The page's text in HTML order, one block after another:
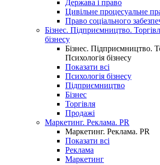
Держава і право
Цивільне процесуальне
Право соціального
Бізнес. Підприємництво.
бізнесу
Бізнес. Підприємництво.
Психологія бізнесу
Показати всі
Психологія бізнесу
Підприємництво
Бізнес
Торгівля
Продажі
Маркетинг. Реклама. PR
Маркетинг. Реклама. PR
Показати всі
Реклама
Маркетинг